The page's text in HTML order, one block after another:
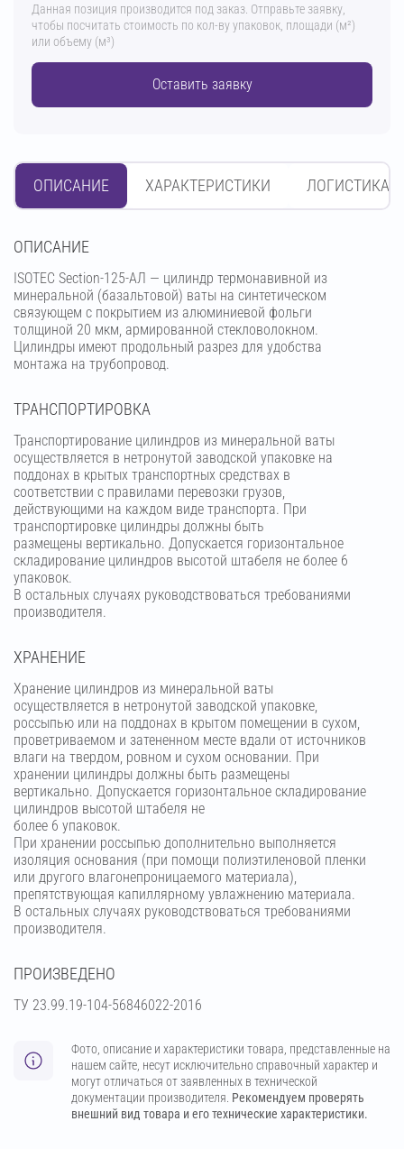
Данная позиция производится под заказ. Отправьте заявку,
чтобы посчитать стоимость по кол-ву упаковок, площади (м²)
или объему (м³)
Оставить заявку
ОПИСАНИЕ ХАРАКТЕРИСТИКИ ЛОГИСТИКА
OПИСАНИЕ
ISOTEC Section-125-АЛ — цилиндр термонавивной из
минеральной (базальтовой) ваты на синтетическом
связующем с покрытием из алюминиевой фольги
толщиной 20 мкм, армированной стекловолокном.
Цилиндры имеют продольный разрез для удобства
монтажа на трубопровод.
ТРАНСПОРТИРОВКА
Транспортирование цилиндров из минеральной ваты
осуществляется в нетронутой заводской упаковке на
поддонах в крытых транспортных средствах в
соответствии с правилами перевозки грузов,
действующими на каждом виде транспорта. При
транспортировке цилиндры должны быть
размещены вертикально. Допускается горизонтальное
складирование цилиндров высотой штабеля не более 6
упаковок.
В остальных случаях руководствоваться требованиями
производителя.
ХРАНЕНИЕ
Хранение цилиндров из минеральной ваты
осуществляется в нетронутой заводской упаковке,
россыпью или на поддонах в крытом помещении в сухом,
проветриваемом и затененном месте вдали от источников
влаги на твердом, ровном и сухом основании. При
хранении цилиндры должны быть размещены
вертикально. Допускается горизонтальное складирование
цилиндров высотой штабеля не
более 6 упаковок.
При хранении россыпью дополнительно выполняется
изоляция основания (при помощи полиэтиленовой пленки
или другого влагонепроницаемого материала),
препятствующая капиллярному увлажнению материала.
В остальных случаях руководствоваться требованиями
производителя.
ПРОИЗВЕДЕНО
ТУ 23.99.19-104-56846022-2016
Фото, описание и характеристики товара, представленные на
нашем сайте, несут исключительно справочный характер и
могут отличаться от заявленных в технической
документации производителя. Рекомендуем проверять
внешний вид товара и его технические характеристики.